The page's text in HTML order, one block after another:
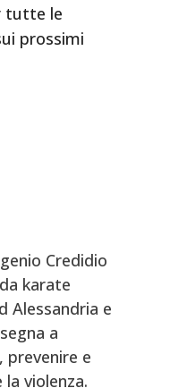
tutte le
prossimi
Credidio
karate
Alessandria e
a
prevenire e
violenza.